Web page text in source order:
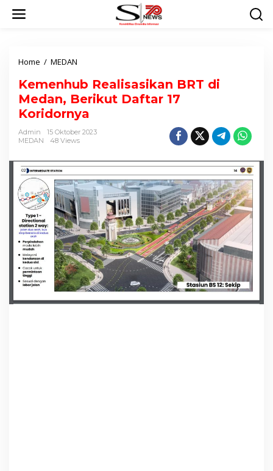
Home / MEDAN
m
e
n
h
u
R
a
l
i
s
a
s
i
k
a
n
B
Kemenhub Realisasikan BRT di
Medan, Berikut Daftar 17
Koridornya
Admin
15 Oktober 2023
MEDAN
48 Views